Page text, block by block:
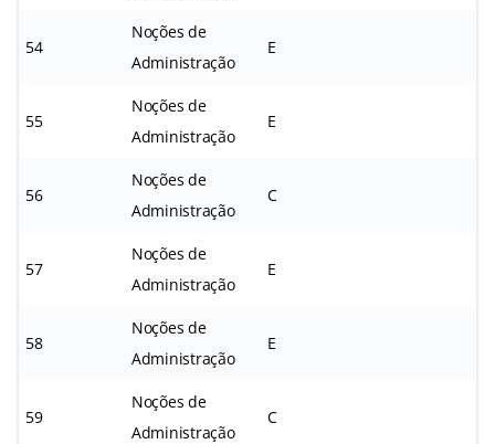
54
Noções de
Administração
E
55
Noções de
Administração
E
56
Noções de
Administração
C
57
Noções de
Administração
E
58
Noções de
Administração
E
59
Noções de
Administração
C